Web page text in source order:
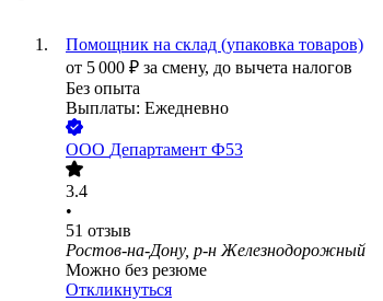
Помощник на склад (упаковка товаров)
от 5 000 ₽ за смену, до вычета налогов
Без опыта
Выплаты: Ежедневно
ООО Департамент Ф53
3.4
•
51 отзыв
Ростов-на-Дону, р-н Железнодорожный
Можно без резюме
Откликнуться